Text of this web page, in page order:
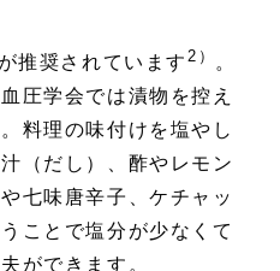
推奨されています 2） 。
圧学会では漬物を控え
料理の味付けを塩やし
（だし）、酢やレモン
七味唐辛子、ケチャッ
ことで塩分が少なくて
ができます。